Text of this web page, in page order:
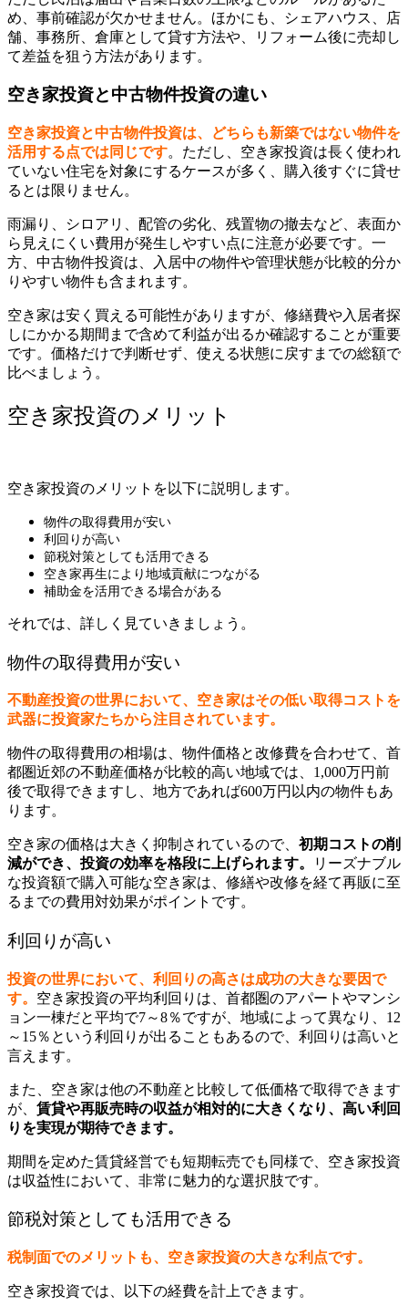
め、事前確認が欠かせません。ほかにも、シェアハウス、店
舗、事務所、倉庫として貸す方法や、リフォーム後に売却し
て差益を狙う方法があります。
空き家投資と中古物件投資の違い
空き家投資と中古物件投資は、どちらも新築ではない物件を
活用する点では同じです。ただし、空き家投資は長く使われ
ていない住宅を対象にするケースが多く、購入後すぐに貸せ
るとは限りません。
雨漏り、シロアリ、配管の劣化、残置物の撤去など、表面か
ら見えにくい費用が発生しやすい点に注意が必要です。一
方、中古物件投資は、入居中の物件や管理状態が比較的分か
りやすい物件も含まれます。
空き家は安く買える可能性がありますが、修繕費や入居者探
しにかかる期間まで含めて利益が出るか確認することが重要
です。価格だけで判断せず、使える状態に戻すまでの総額で
比べましょう。
空き家投資のメリット
空き家投資のメリットを以下に説明します。
物件の取得費用が安い
利回りが高い
節税対策としても活用できる
空き家再生により地域貢献につながる
補助金を活用できる場合がある
それでは、詳しく見ていきましょう。
物件の取得費用が安い
不動産投資の世界において、空き家はその低い取得コストを
武器に投資家たちから注目されています。
物件の取得費用の相場は、物件価格と改修費を合わせて、首
都圏近郊の不動産価格が比較的高い地域では、1,000万円前
後で取得できますし、地方であれば600万円以内の物件もあ
ります。
空き家の価格は大きく抑制されているので、 初期コストの削
減ができ、投資の効率を格段に上げられます。
リーズナブル
な投資額で購入可能な空き家は、修繕や改修を経て再販に至
るまでの費用対効果がポイントです。
利回りが高い
投資の世界において、利回りの高さは成功の大きな要因で
す。 空き家投資の平均利回りは、首都圏のアパートやマンシ
ョン一棟だと平均で7～8％ですが、地域によって異なり、12
～15％という利回りが出ることもあるので、利回りは高いと
言えます。
また、空き家は他の不動産と比較して低価格で取得できます
が、 賃貸や再販売時の収益が相対的に大きくなり、高い利回
りを実現が期待できます。
期間を定めた賃貸経営でも短期転売でも同様で、空き家投資
は収益性において、非常に魅力的な選択肢です。
節税対策としても活用できる
税制面でのメリットも、空き家投資の大きな利点です。
空き家投資では、以下の経費を計上できます。